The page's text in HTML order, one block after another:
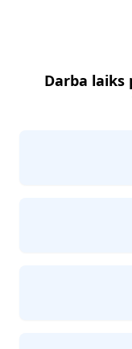
Darba laiks